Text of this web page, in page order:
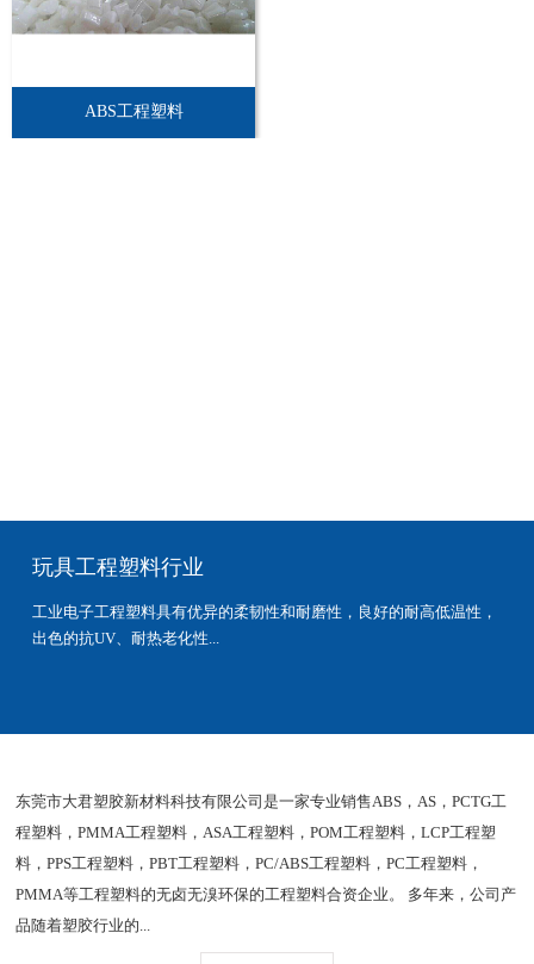
ABS工程塑料
玩具工程塑料行业
工业电子工程塑料具有优异的柔韧性和耐磨性，良好的耐高低温性，
出色的抗UV、耐热老化性...
东莞市大君塑胶新材料科技有限公司是一家专业销售ABS，AS，PCTG工
程塑料，PMMA工程塑料，ASA工程塑料，POM工程塑料，LCP工程塑
料，PPS工程塑料，PBT工程塑料，PC/ABS工程塑料，PC工程塑料，
PMMA等工程塑料的无卤无溴环保的工程塑料合资企业。 多年来，公司产
品随着塑胶行业的...